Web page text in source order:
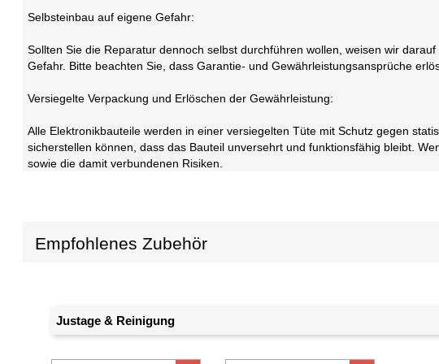
Selbsteinbau auf eigene Gefahr:
Sollten Sie die Reparatur dennoch selbst durchführen wollen, weisen wir
Gefahr. Bitte beachten Sie, dass Garantie- und Gewährleistungsansprüche
Versiegelte Verpackung und Erlöschen der Gewährleistung:
Alle Elektronikbauteile werden in einer versiegelten Tüte mit Schutz gegen
sicherstellen können, dass das Bauteil unversehrt und funktionsfähig bleibt.
sowie die damit verbundenen Risiken.
Empfohlenes Zubehör
Justage & Reinigung